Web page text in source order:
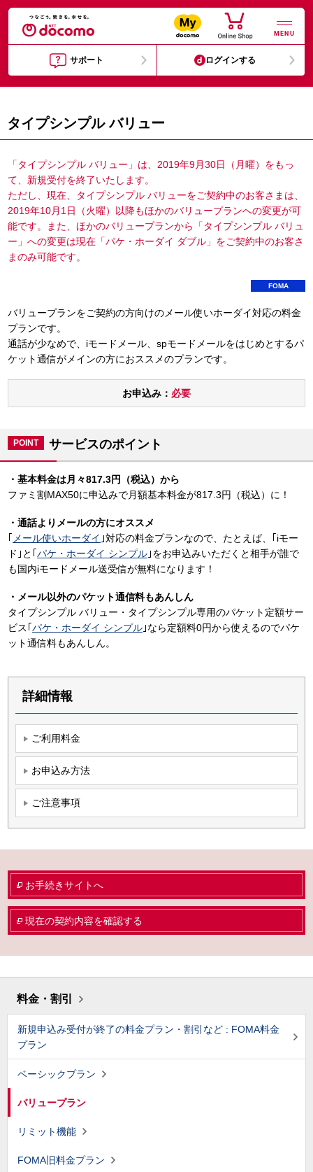
MENU
サポート ログインする
タイプシンプル バリュー
「タイプシンプル バリュー」は、2019年9月30日（月曜）をもっ
て、新規受付を終了いたします。
ただし、現在、タイプシンプル バリューをご契約中のお客さまは、
2019年10月1日（火曜）以降もほかのバリュープランへの変更が可
能です。また、ほかのバリュープランから「タイプシンプル バリュ
ー」への変更は現在「パケ・ホーダイ ダブル」をご契約中のお客さ
まのみ可能です。
FOMA
バリュープランをご契約の方向けのメール使いホーダイ対応の料金
プランです。
通話が少なめで、iモードメール、spモードメールをはじめとするパ
ケット通信がメインの方におススメのプランです。
お申込み： 必要
POINT サービスのポイント
・基本料金は月々817.3円（税込）から
ファミ割MAX50に申込みで月額基本料金が817.3円（税込）に！
・通話よりメールの方にオススメ
メール使いホーダイ ｣対応の料金プランなので、たとえば、｢iモー
ド｣と｢ パケ・ホーダイ シンプル ｣をお申込みいただくと相手が誰で
も国内iモードメール送受信が無料になります！
・メール以外のパケット通信料もあんしん
タイプシンプル バリュー・タイプシンプル専用のパケット定額サー
ビス｢ パケ・ホーダイ シンプル ｣なら定額料0円から使えるのでパケ
ット通信料もあんしん。
詳細情報
ご利用料金
お申込み方法
ご注意事項
お手続きサイトへ
現在の契約内容を確認する
料金・割引
新規申込み受付が終了の料金プラン・割引など : FOMA料金
プラン
ベーシックプラン
バリュープラン
リミット機能
FOMA旧料金プラン